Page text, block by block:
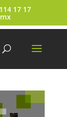
17 17